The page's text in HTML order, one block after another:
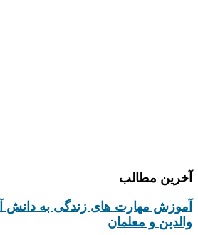
آخرین مطالب
آموزش مهارت های زندگی به دانش‌
والدین و معلمان